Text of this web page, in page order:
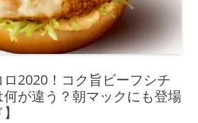
2020！コク旨ビーフシチ
が違う？朝マックにも登場